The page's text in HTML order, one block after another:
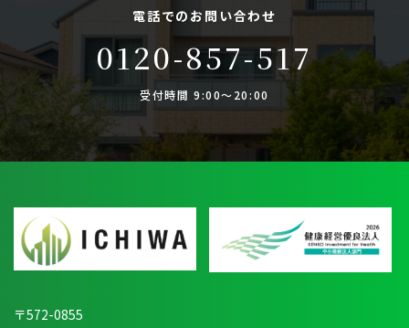
電話でのお問い合わせ
0120-857-517
受付時間 9:00〜20:00
〒572-0855